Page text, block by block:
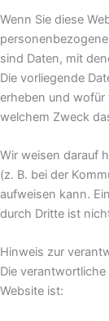
Wenn Sie diese
sind Daten, mit
Die vorliegende
erheben und wofür
welchem Zweck
Wir weisen darauf
(z. B. bei der
aufweisen kann.
durch Dritte ist
Hinweis zur
Die
Website ist: